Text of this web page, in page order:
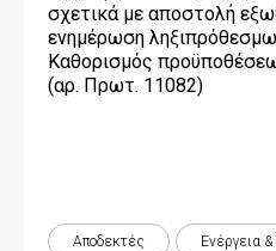
σχετικά με αποστολή
ενημέρωση
Καθορισμός
(αρ. Πρωτ. 11082)
Αποδεκτές Ενέργεια